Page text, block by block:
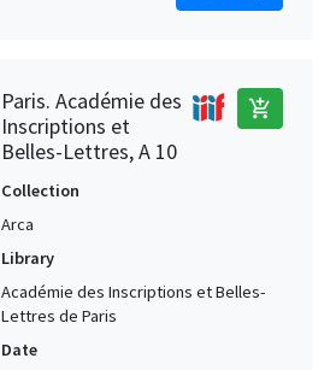
Paris. Académie des
Inscriptions et
Belles-Lettres, A 10
add_shopping_cart
Collection
Arca
Library
Académie des Inscriptions et Belles-
Lettres de Paris
Date